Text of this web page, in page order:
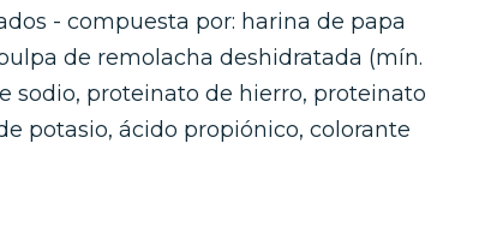
- compuesta por: harina de papa
de remolacha deshidratada (mín.
sodio, proteinato de hierro, proteinato
potasio, ácido propiónico, colorante